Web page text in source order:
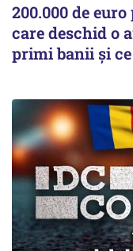
200.000 de
care deschid o
primi banii și